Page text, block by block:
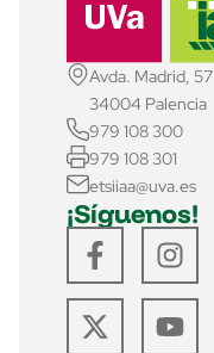
Avda. Madrid, 57
34004 Palencia
979 108 300
979 108 301
etsiiaa@uva.es
¡Síguenos!